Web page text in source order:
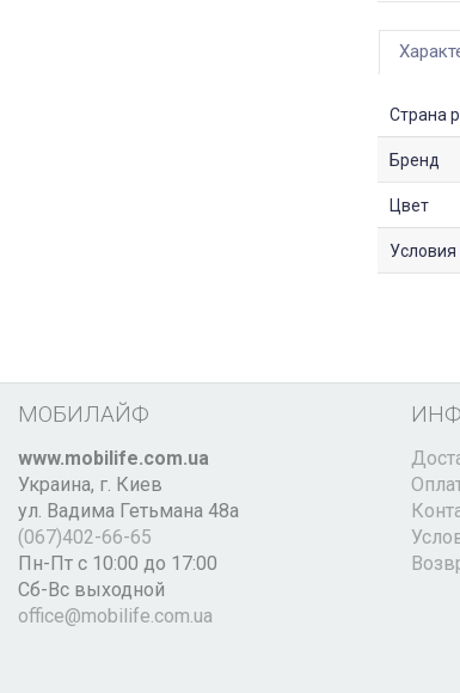
Страна
Бренд
Цвет
Условия
МОБИЛАЙФ
www.mobilife.com.ua
Украина, г. Киев
ул. Вадима Гетьмана 48а
(067)402-66-65
Пн-Пт с 10:00 до 17:00
Сб-Вс выходной
office@mobilife.com.ua